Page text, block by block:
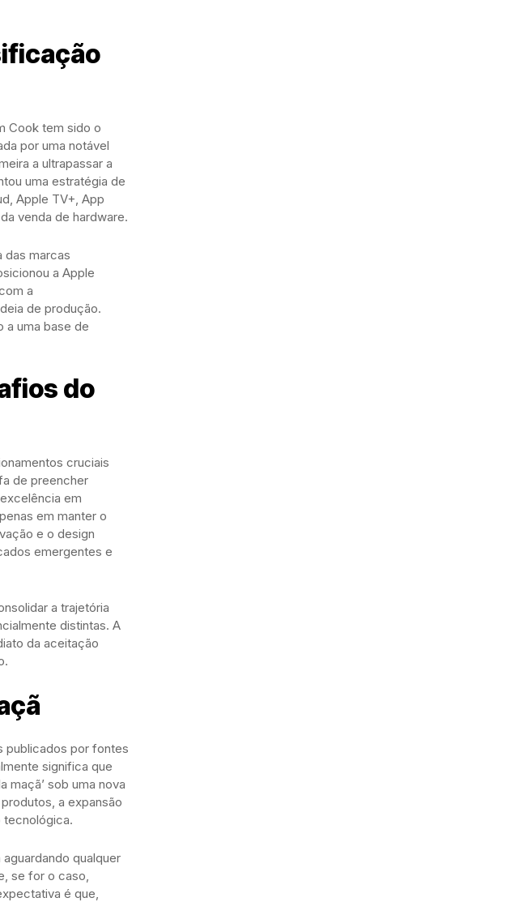
Cook tem sido o
por uma notável
a ultrapassar a
uma estratégia de
Apple TV+, App
venda de hardware.
das marcas
a Apple
a
de produção.
a uma base de
do
cruciais
de preencher
em
em manter o
e o design
emergentes e
a trajetória
distintas. A
da aceitação
publicados por fontes
significa que
maçã’ sob uma nova
a expansão
tecnológica.
qualquer
se for o caso,
é que,